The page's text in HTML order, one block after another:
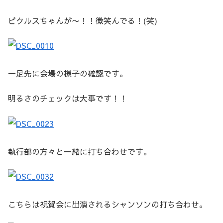
ピクルスちゃんが〜！！微笑んでる！(笑)
一足先に会場の様子の確認です。
明るさのチェックは大事です！！
執行部の方々と一緒に打ち合わせです。
こちらは祝賀会に出演されるシャンソンの打ち合わせ。